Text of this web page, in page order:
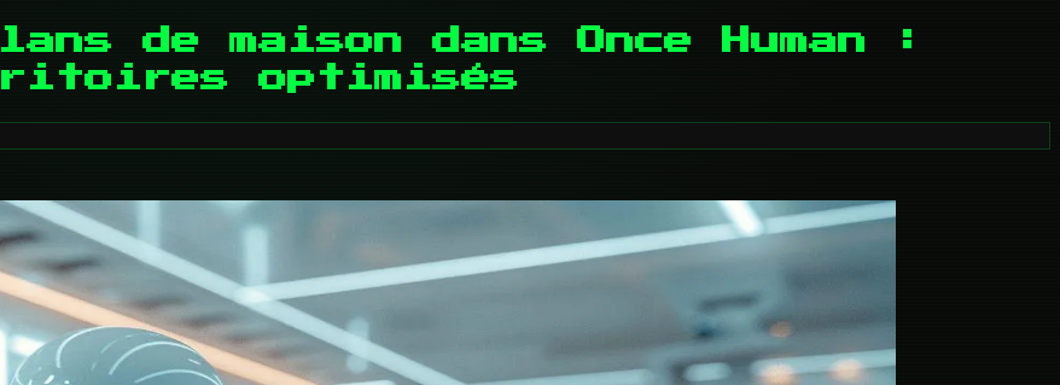
de maison dans Once Human :
optimisés